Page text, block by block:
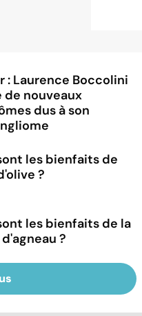
: Laurence Boccolini
de nouveaux
dus à son
les bienfaits de
?
les bienfaits de la
?